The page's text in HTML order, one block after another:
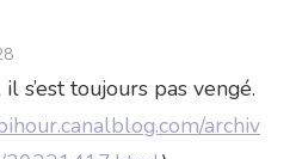
il s’est toujours pas vengé.
archiv